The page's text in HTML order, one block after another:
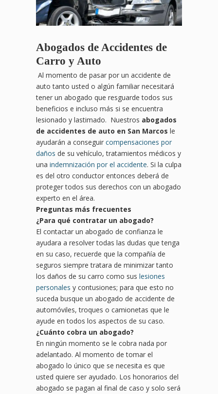
Abogados de Accidentes de
Carro y Auto
Al momento de pasar por un accidente de
auto tanto usted o algún familiar necesitará
tener un abogado que resguarde todos sus
beneficios e incluso más si se encuentra
lesionado y lastimado. Nuestros abogados
de accidentes de auto en San Marcos le
ayudarán a conseguir compensaciones por
daños de su vehículo, tratamientos médicos y
una indemnización por el accidente. Si la culpa
es del otro conductor entonces deberá de
proteger todos sus derechos con un abogado
experto en el área.
Preguntas más frecuentes
¿Para qué contratar un abogado?
El contactar un abogado de confianza le
ayudara a resolver todas las dudas que tenga
en su caso, recuerde que la compañía de
seguros siempre tratara de minimizar tanto
los daños de su carro como sus lesiones
personales y contusiones; para que esto no
suceda busque un abogado de accidente de
automóviles, troques o camionetas que le
ayude en todos los aspectos de su caso.
¿Cuánto cobra un abogado?
En ningún momento se le cobra nada por
adelantado. Al momento de tomar el
abogado lo único que se necesita es que
usted quiere ser ayudado. Los honorarios del
abogado se pagan al final de caso y solo será